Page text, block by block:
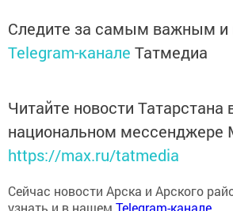
Следите за самым важным и
Telegram-канале Татмедиа
Читайте новости Татарстана
национальном мессенджере
https://max.ru/tatmedia
Сейчас новости Арска и Арского
узнать и в нашемTelegram-канале